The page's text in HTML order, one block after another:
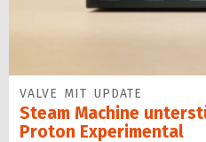
VALVE MIT UPDATE
Steam Machine
Proton Experimental